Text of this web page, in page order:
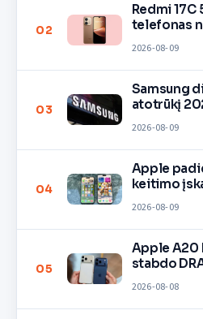
02
Redmi 17C
telefonas
2026-08-09
03
Samsung
atotrūkį
2026-08-09
04
Apple
keitimo
2026-08-09
05
Apple A20
stabdo
2026-08-08